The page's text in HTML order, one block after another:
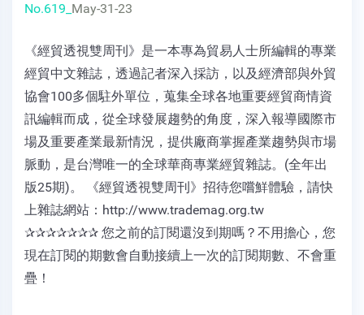
No.619_ May-31-23
《經貿透視雙周刊》是一本專為貿易人士所編輯的專業
經貿中文雜誌，透過記者深入採訪，以及經濟部與外貿
協會100多個駐外單位，蒐集全球各地重要經貿商情資
訊編輯而成，從全球發展趨勢的角度，深入報導國際市
場及重要產業最新情況，提供廠商掌握產業趨勢與市場
脈動，是台灣唯一的全球華商專業經貿雜誌。(全年出
版25期)。 《經貿透視雙周刊》招待您嚐鮮體驗，請快
上雜誌網站：http://www.trademag.org.tw
✰✰✰✰✰✰✰ 您之前的訂閱還沒到期嗎？不用擔心，您
現在訂閱的期數會自動接續上一次的訂閱期數、不會重
疊！